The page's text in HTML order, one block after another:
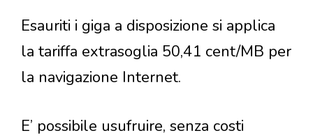
Esauriti i giga a disposizione si applica
la tariffa extrasoglia 50,41 cent/MB per
la navigazione Internet.
E’ possibile usufruire, senza costi